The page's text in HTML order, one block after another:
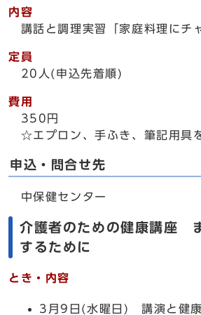
内容
講話と調理実習「家庭料理にチ
定員
20人(申込先着順)
費用
350円
☆エプロン、手ふき、筆記用具
申込・問合せ先
中保健センター
介護者のための健康講座
するために
とき・内容
3月9日(水曜日) 講演と健